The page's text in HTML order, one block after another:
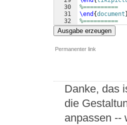
30
31
32
%==========
\end {document
%==========
Ausgabe erzeugen
Permanenter link
Danke, das
die
anpassen --